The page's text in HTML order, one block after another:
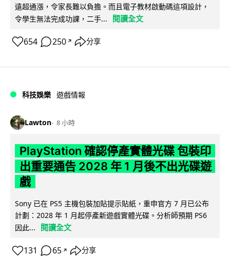
遠超通漲，令家長難以負擔。而且電子教材啟動碼這項設計，
令學生無法完成功課，二手...
閱讀全文
654 250 ↗ 分享
科技娛樂 遊戲情報
Lawton 8 小時
PlayStation 確認停產實體光碟 包裝印
出重要通告 2028 年 1 月後不出光碟遊
戲
Sony 已在 PS5 主機包裝加貼提示貼紙，重申官方 7 月已公布
計劃：2028 年 1 月起停產新遊戲實體光碟。分析師預期 PS6
因此...
閱讀全文
131 65 ↗ 分享